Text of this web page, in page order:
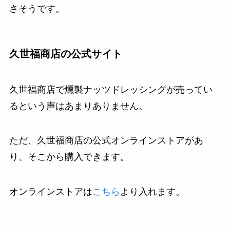
さそうです。
久世福商店の公式サイト
久世福商店で燻製ナッツドレッシングが売ってい
るという声はあまりありません。
ただ、久世福商店の公式オンラインストアがあ
り、そこから購入できます。
オンラインストアはこちら より入れます。